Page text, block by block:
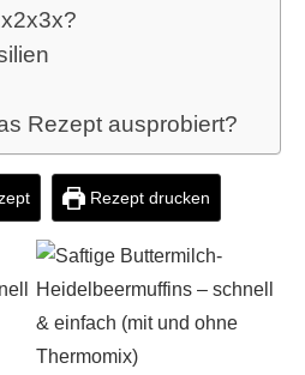
Rezept ausprobiert?
Rezept drucken